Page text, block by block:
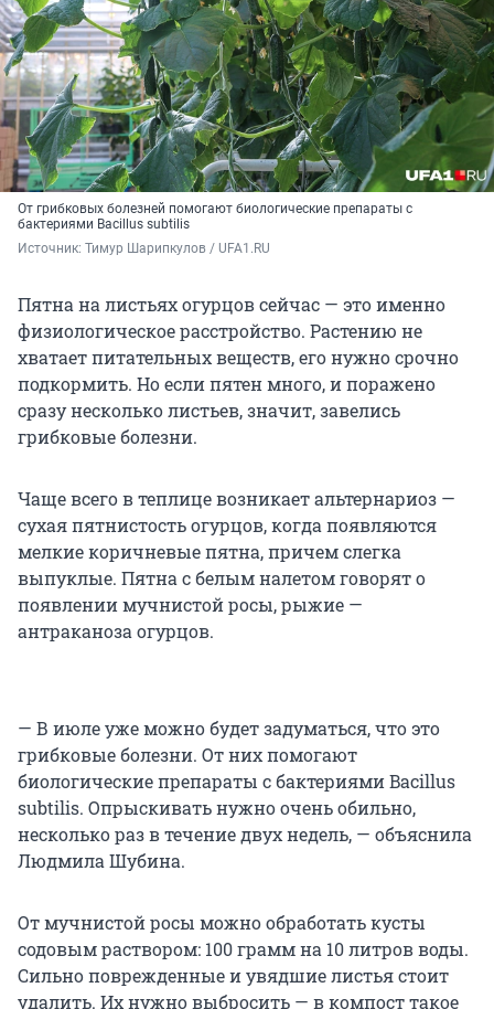
От грибковых болезней помогают биологические препараты с
бактериями Bacillus subtilis
Источник: Тимур Шарипкулов / UFA1.RU
Пятна на листьях огурцов сейчас — это именно
физиологическое расстройство. Растению не
хватает питательных веществ, его нужно срочно
подкормить. Но если пятен много, и поражено
сразу несколько листьев, значит, завелись
грибковые болезни.
Чаще всего в теплице возникает альтернариоз —
сухая пятнистость огурцов, когда появляются
мелкие коричневые пятна, причем слегка
выпуклые. Пятна с белым налетом говорят о
появлении мучнистой росы, рыжие —
антраканоза огурцов.
— В июле уже можно будет задуматься, что это
грибковые болезни. От них помогают
биологические препараты с бактериями Bacillus
subtilis. Опрыскивать нужно очень обильно,
несколько раз в течение двух недель, — объяснила
Людмила Шубина.
От мучнистой росы можно обработать кусты
содовым раствором: 100 грамм на 10 литров воды.
Сильно поврежденные и увядшие листья стоит
удалить. Их нужно выбросить — в компост такое